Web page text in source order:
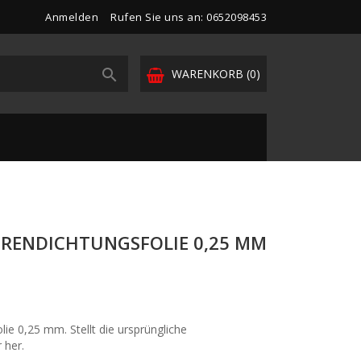
Anmelden Rufen Sie uns an: 0652098453
WARENKORB (0)

0,25 MM
0,25 mm. Stellt die ursprüngliche
her.